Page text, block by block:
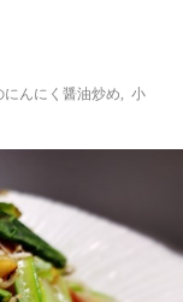
ー
んにく醤油炒め
小